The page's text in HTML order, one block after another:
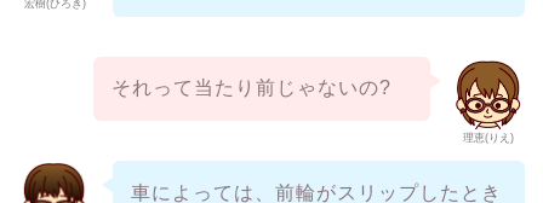
宏樹(ひろき)
理恵(りえ)
それって当たり前じゃないの?
車によっては、前輪がスリップしたとき